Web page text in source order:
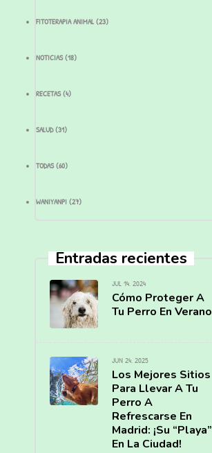
FITOTERAPIA ANIMAL (23)
NOTICIAS(18)
RECETAS(4)
SALUD(31)
TODAS(60)
WANIYANPI (27)
Entradas recientes
JUL 14, 2024
Cómo Proteger A
Tu Perro En Verano
JUN 24, 2025
Los Mejores Sitios
Para Llevar A Tu
Perro A
Refrescarse En
Madrid: ¡Su “Playa”
En La Ciudad!